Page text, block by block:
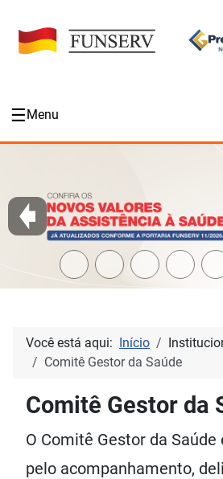
☰Menu
Você está aqui: Início
Comitê Gestor da Saúde
Comitê Gestor da
O Comitê Gestor da Saúde
pelo acompanhamento,